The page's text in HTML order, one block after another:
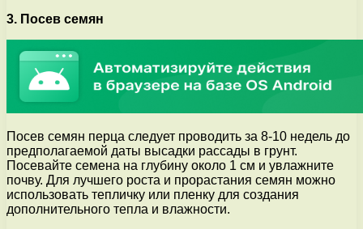
3. Посев семян
Посев семян перца следует проводить за 8-10 недель до
предполагаемой даты высадки рассады в грунт.
Посевайте семена на глубину около 1 см и увлажните
почву. Для лучшего роста и прорастания семян можно
использовать тепличку или пленку для создания
дополнительного тепла и влажности.